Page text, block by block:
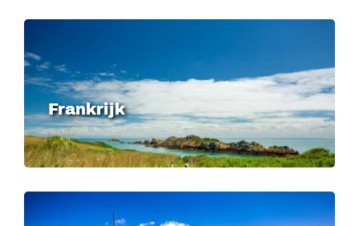
Image
Frankrijk
Image